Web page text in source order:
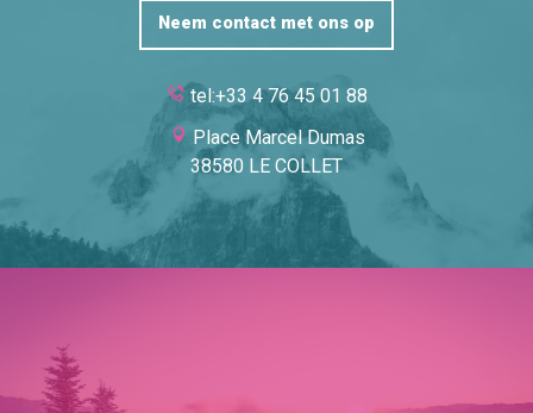
Neem contact met ons op
tel:+33 4 76 45 01 88
Place Marcel Dumas
38580 LE COLLET